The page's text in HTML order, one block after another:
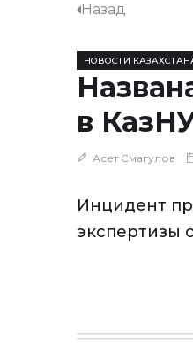
Назад
НОВОСТИ
в
Асет Смагулов
Инцидент
экспертизы